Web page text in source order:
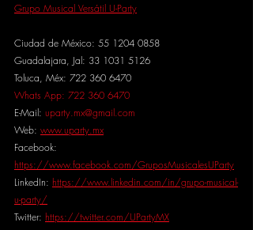
Grupo Musical Versátil U-Party
Ciudad de México: 55 1204 0858
Guadalajara, Jal: 33 1031 5126
Toluca, Méx: 722 360 6470
Whats App: 722 360 6470
E-Mail: uparty.mx@gmail.com
Web: www.uparty.mx
Facebook:
https://www.facebook.com/GruposMusicalesUParty
LinkedIn: https://www.linkedin.com/in/grupo-musical-
u-party/
Twitter: https://twitter.com/UPartyMX